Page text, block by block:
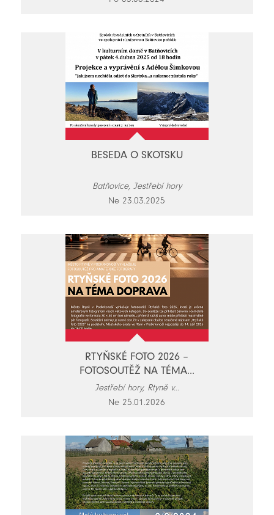
BESEDA O SKOTSKU
Batňovice, Jestřebí hory
Ne 23.03.2025
RTYŇSKÉ FOTO 2026 –
FOTOSOUTĚŽ NA TÉMA...
Jestřebí hory, Rtyně v...
Ne 25.01.2026